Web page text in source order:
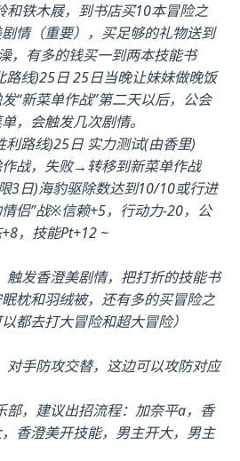
和铁木屐，到书店买10本冒险之
情（重要），买足够的礼物送到
，有多的钱买一到两本技能书
路线)25日 25日当晚让妹妹做晚饭
“新菜单作战”第二天以后，公会
，会触发几次剧情。
路线)25日 实力测试(由香里)
战，失败→转移到新菜单作战
3日)海豹驱除数达到10/10或行进
侣”战※信赖+5，行动力-20，公
，技能Pt+12 ~
触发香澄美剧情，把打折的技能书
枕和羽绒被，还有多的买冒险之
都去打大冒险和超大冒险）
对手防攻交替，这边可以攻防对应
部，建议出招流程：加奈平a，香
香澄美开技能，男主开大，男主